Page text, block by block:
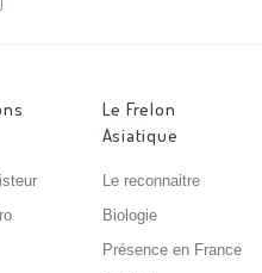
Le Frelon
Asiatique
Le reconnaitre
Biologie
Présence en France